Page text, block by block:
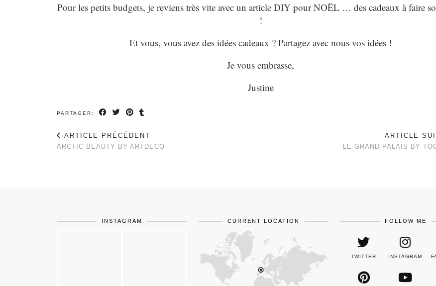
Pour les petits budgets, je reviens très vite avec un article DIY pour NOËL … des cadeaux à faire
!
Et vous, vous avez des idées cadeaux ? Partagez avec nous vos idées !
Je vous embrasse,
Justine
PARTAGER:
ARTICLE PRÉCÉDENT
ARCTIC BEAUTY BY ARTDECO
ARTICLE
LE GRAND PALAIS BY
INSTAGRAM CURRENT LOCATION FOLLOW ME
TWITTER INSTAGRAM